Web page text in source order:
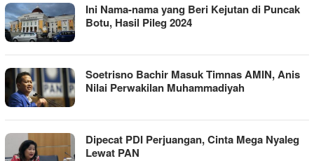
Ini Nama-nama yang Beri Kejutan di Puncak
Botu, Hasil Pileg 2024
Soetrisno Bachir Masuk Timnas AMIN, Anis
Nilai Perwakilan Muhammadiyah
Dipecat PDI Perjuangan, Cinta Mega Nyaleg
Lewat PAN